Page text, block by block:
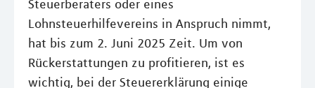
Steuerberaters oder eines
Lohnsteuerhilfevereins in Anspruch nimmt,
hat bis zum 2. Juni 2025 Zeit. Um von
Rückerstattungen zu profitieren, ist es
wichtig, bei der Steuererklärung einige